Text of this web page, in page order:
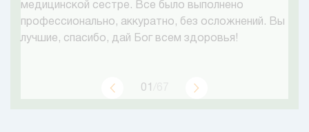
медицинской сестре. Все было выполнено
профессионально, аккуратно, без осложнений. Вы
лучшие, спасибо, дай Бог всем здоровья!
01